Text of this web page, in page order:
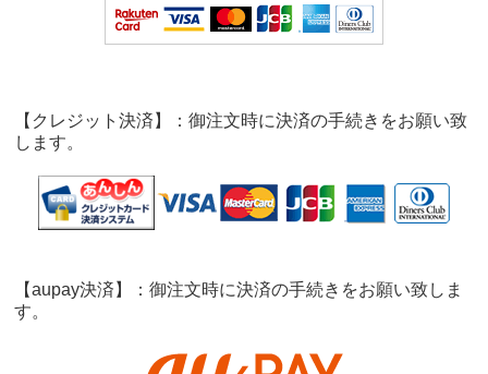
【クレジット決済】：御注文時に決済の手続きをお願い致
します。
【aupay決済】：御注文時に決済の手続きをお願い致しま
す。